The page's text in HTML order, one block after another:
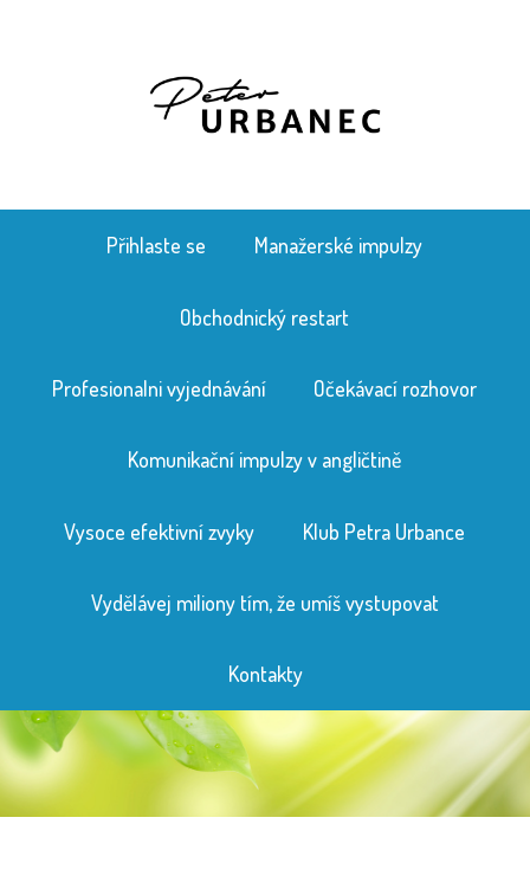
Přihlaste se Manažerské impulzy
Obchodnický restart
Profesionalni vyjednávání Očekávací rozhovor
Komunikační impulzy v angličtině
Vysoce efektivní zvyky Klub Petra Urbance
Vydělávej miliony tím, že umíš vystupovat
Kontakty